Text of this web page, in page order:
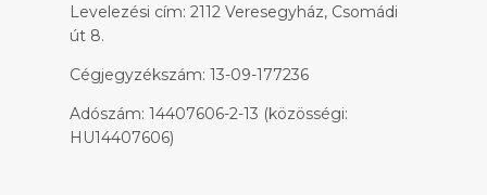
Levelezési cím: 2112 Veresegyház, Csomádi
út 8.
Cégjegyzékszám: 13-09-177236
Adószám: 14407606-2-13 (közösségi:
HU14407606)